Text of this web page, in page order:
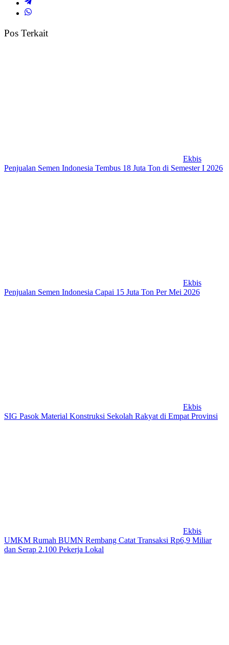
Pos Terkait
Ekbis
Penjualan Semen Indonesia Tembus 18 Juta Ton di Semester I 2026
Ekbis
Penjualan Semen Indonesia Capai 15 Juta Ton Per Mei 2026
Ekbis
SIG Pasok Material Konstruksi Sekolah Rakyat di Empat Provinsi
Ekbis
UMKM Rumah BUMN Rembang Catat Transaksi Rp6,9 Miliar
dan Serap 2.100 Pekerja Lokal